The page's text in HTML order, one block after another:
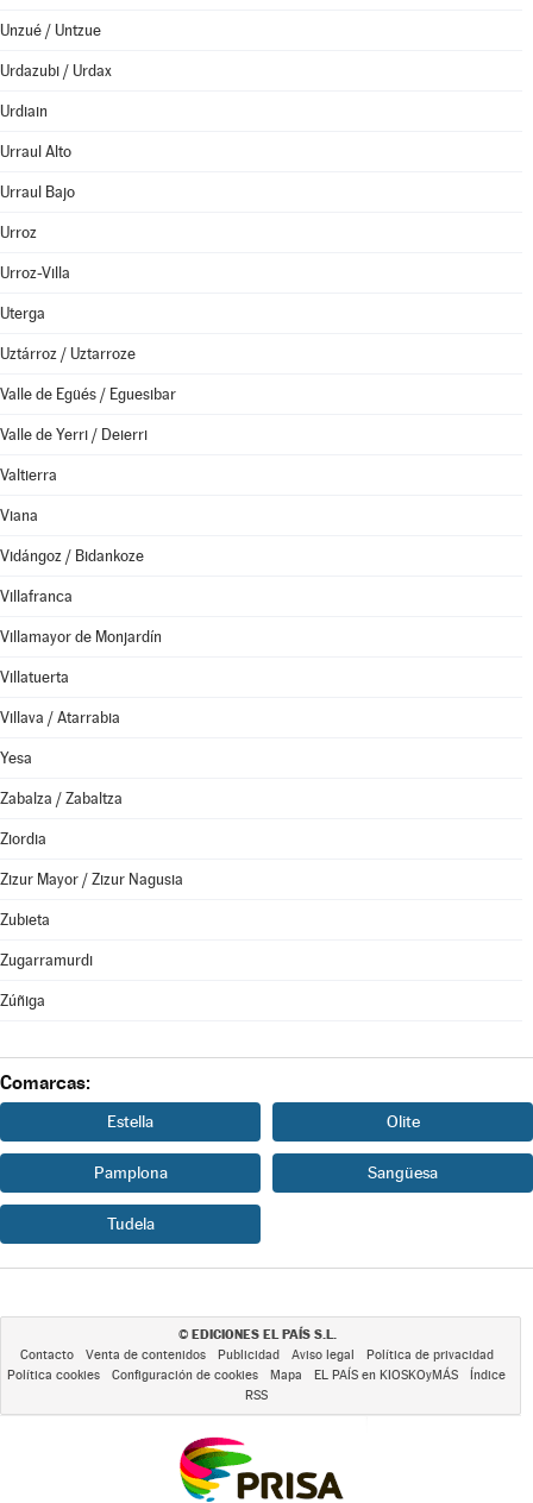
Unzué / Untzue
Urdazubi / Urdax
Urdiain
Urraul Alto
Urraul Bajo
Urroz
Urroz-Villa
Uterga
Uztárroz / Uztarroze
Valle de Egüés / Eguesibar
Valle de Yerri / Deierri
Valtierra
Viana
Vidángoz / Bidankoze
Villafranca
Villamayor de Monjardín
Villatuerta
Villava / Atarrabia
Yesa
Zabalza / Zabaltza
Ziordia
Zizur Mayor / Zizur Nagusia
Zubieta
Zugarramurdi
Zúñiga
Comarcas:
Estella Olite
Pamplona Sangüesa
Tudela
© EDICIONES EL PAÍS S.L.
Contacto Venta de contenidos Publicidad Aviso legal
Política de privacidad
Política cookies
Configuración de cookies Mapa EL PAÍS en KIOSKOyMÁS
Índice
RSS